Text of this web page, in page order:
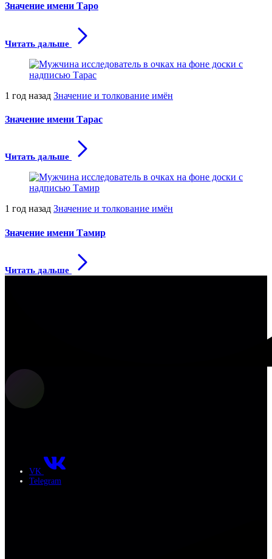
Значение имени Таро
Читать дальше
1 год назад Значение и толкование имён
Значение имени Тарас
Читать дальше
1 год назад Значение и толкование имён
Значение имени Тамир
Читать дальше
VK
Telegram